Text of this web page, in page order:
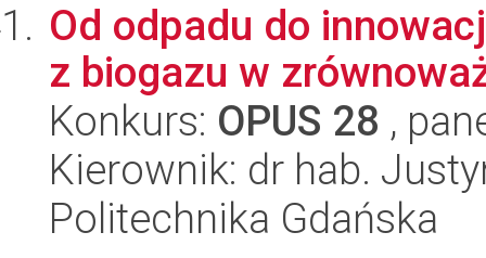
Od odpadu do
z biogazu w
Konkurs: OPUS 28 ,
Kierownik: dr hab.
Politechnika Gdańska